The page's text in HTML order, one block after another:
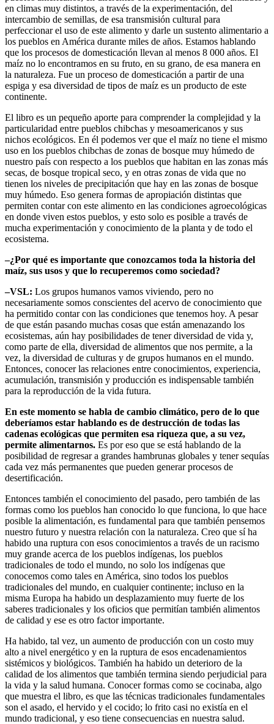
en climas muy distintos, a través de la experimentación, del
intercambio de semillas, de esa transmisión cultural para
perfeccionar el uso de este alimento y darle un sustento alimentario a
los pueblos en América durante miles de años. Estamos hablando
que los procesos de domesticación llevan al menos 8 000 años. El
maíz no lo encontramos en su fruto, en su grano, de esa manera en
la naturaleza. Fue un proceso de domesticación a partir de una
espiga y esa diversidad de tipos de maíz es un producto de este
continente.
El libro es un pequeño aporte para comprender la complejidad y la
particularidad entre pueblos chibchas y mesoamericanos y sus
nichos ecológicos. En él podemos ver que el maíz no tiene el mismo
uso en los pueblos chibchas de zonas de bosque muy húmedo de
nuestro país con respecto a los pueblos que habitan en las zonas más
secas, de bosque tropical seco, y en otras zonas de vida que no
tienen los niveles de precipitación que hay en las zonas de bosque
muy húmedo. Eso genera formas de apropiación distintas que
permiten contar con este alimento en las condiciones agroecológicas
en donde viven estos pueblos, y esto solo es posible a través de
mucha experimentación y conocimiento de la planta y de todo el
ecosistema.
–¿Por qué es importante que conozcamos toda la historia del
maíz, sus usos y que lo recuperemos como sociedad?
–VSL: Los grupos humanos vamos viviendo, pero no
necesariamente somos conscientes del acervo de conocimiento que
ha permitido contar con las condiciones que tenemos hoy. A pesar
de que están pasando muchas cosas que están amenazando los
ecosistemas, aún hay posibilidades de tener diversidad de vida y,
como parte de ella, diversidad de alimentos que nos permite, a la
vez, la diversidad de culturas y de grupos humanos en el mundo.
Entonces, conocer las relaciones entre conocimientos, experiencia,
acumulación, transmisión y producción es indispensable también
para la reproducción de la vida futura.
En este momento se habla de cambio climático, pero de lo que
deberíamos estar hablando es de destrucción de todas las
cadenas ecológicas que permiten esa riqueza que, a su vez,
permite alimentarnos. Es por eso que se está hablando de la
posibilidad de regresar a grandes hambrunas globales y tener sequías
cada vez más permanentes que pueden generar procesos de
desertificación.
Entonces también el conocimiento del pasado, pero también de las
formas como los pueblos han conocido lo que funciona, lo que hace
posible la alimentación, es fundamental para que también pensemos
nuestro futuro y nuestra relación con la naturaleza. Creo que sí ha
habido una ruptura con esos conocimientos a través de un racismo
muy grande acerca de los pueblos indígenas, los pueblos
tradicionales de todo el mundo, no solo los indígenas que
conocemos como tales en América, sino todos los pueblos
tradicionales del mundo, en cualquier continente; incluso en la
misma Europa ha habido un desplazamiento muy fuerte de los
saberes tradicionales y los oficios que permitían también alimentos
de calidad y ese es otro factor importante.
Ha habido, tal vez, un aumento de producción con un costo muy
alto a nivel energético y en la ruptura de esos encadenamientos
sistémicos y biológicos. También ha habido un deterioro de la
calidad de los alimentos que también termina siendo perjudicial para
la vida y la salud humana. Conocer formas como se cocinaba, algo
que muestra el libro, es que las técnicas tradicionales fundamentales
son el asado, el hervido y el cocido; lo frito casi no existía en el
mundo tradicional, y eso tiene consecuencias en nuestra salud.